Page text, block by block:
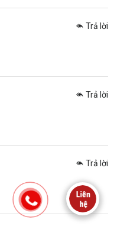
Trả lời
Trả lời
Trả lời